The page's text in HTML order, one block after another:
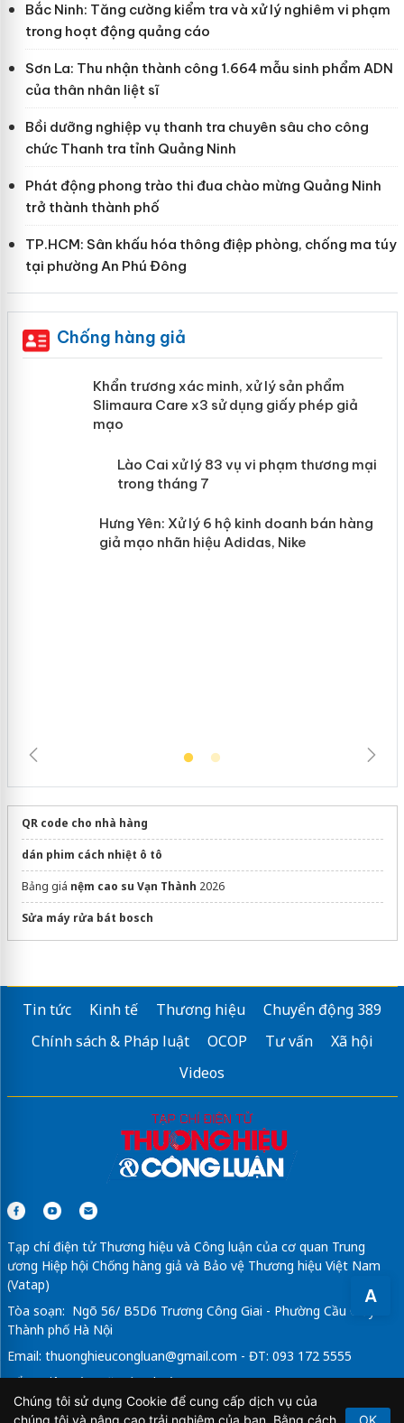
A
Bắc Ninh: Tăng cường kiểm tra và xử lý nghiêm vi phạm
trong hoạt động quảng cáo
Sơn La: Thu nhận thành công 1.664 mẫu sinh phẩm ADN
của thân nhân liệt sĩ
Bồi dưỡng nghiệp vụ thanh tra chuyên sâu cho công
chức Thanh tra tỉnh Quảng Ninh
Phát động phong trào thi đua chào mừng Quảng Ninh
trở thành thành phố
TP.HCM: Sân khấu hóa thông điệp phòng, chống ma túy
tại phường An Phú Đông
Chống hàng giả
Khẩn trương xác minh, xử lý sản phẩm
Slimaura Care x3 sử dụng giấy phép giả
mạo
Lào Cai xử lý 83 vụ vi phạm thương
mại trong tháng 7
QR code cho nhà hàng
dán phim cách nhiệt ô tô
Bảng giá nệm cao su Vạn Thành 2026
Sửa máy rửa bát bosch
Tin tức Kinh tế Thương hiệu
Chuyển động 389
Chính sách & Pháp luật
OCOP Tư vấn
Xã hội
Videos
Tạp chí điện tử Thương hiệu và Công luận của cơ quan Trung
ương Hiệp hội Chống hàng giả và Bảo vệ Thương hiệu Việt Nam
(Vatap)
Tòa soạn: Ngõ 56/ B5D6 Trương Công Giai - Phường Cầu Giấy -
Thành phố Hà Nội
Email: thuonghieucongluan@gmail.com - ĐT: 093 172 5555
Tổng Biên Tập: Vũ Đức Thuận
Giấy phép hoạt động báo chí điện tử số 64/GP-BTTTT do Bộ
Chúng tôi sử dụng Cookie để cung cấp dịch vụ của
chúng tôi và nâng cao trải nghiệm của bạn. Bằng cách
OK